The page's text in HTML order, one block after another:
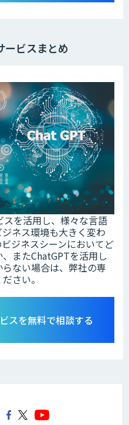
ビスまとめ
を活用し、様々な言語
ネス環境も大きく変わ
ジネスシーンにおいてど
またChatGPTを活用し
ない場合は、弊社の専
さい。
スを無料で相談する